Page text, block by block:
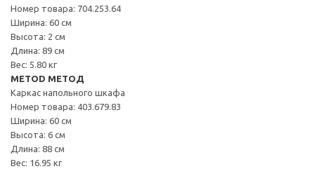
Номер товара: 704.253.64
Ширина: 60 см
Высота: 2 см
Длина: 89 см
Вес: 5.80 кг
METOD МЕТОД
Каркас напольного шкафа
Номер товара: 403.679.83
Ширина: 60 см
Высота: 6 см
Длина: 88 см
Вес: 16.95 кг